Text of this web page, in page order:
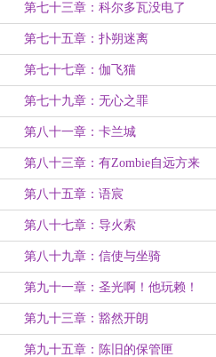
第七十三章：科尔多瓦没电了
第七十五章：扑朔迷离
第七十七章：伽飞猫
第七十九章：无心之罪
第八十一章：卡兰城
第八十三章：有Zombie自远方来
第八十五章：语宸
第八十七章：导火索
第八十九章：信使与坐骑
第九十一章：圣光啊！他玩赖！
第九十三章：豁然开朗
第九十五章：陈旧的保管匣